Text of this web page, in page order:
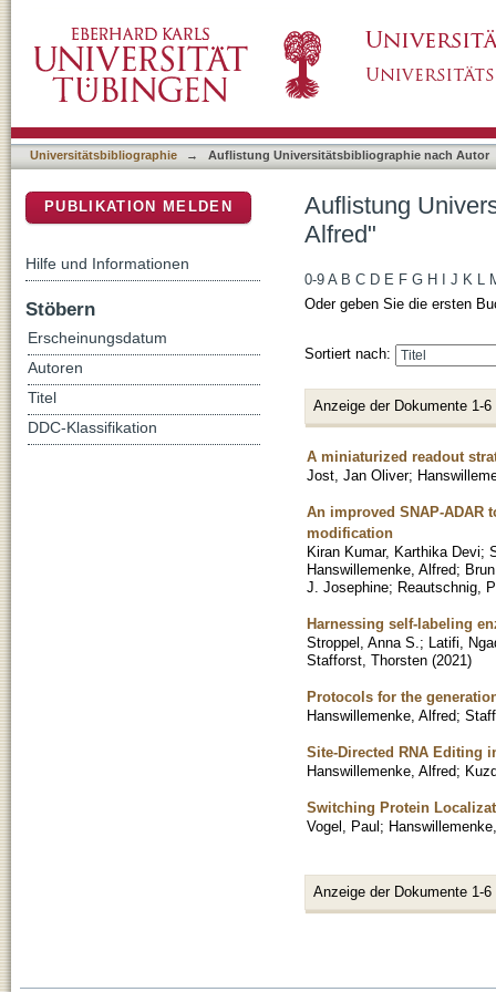
Universitätsbibliographie → Auflistung Universitätsbibliographie nach Autor
Auflistung
Alfred"
0-9 A B C D E F G H J K L
Oder geben Sie die ersten
Sortiert nach:
Anzeige der Dokumente 1-6
A miniaturized readout
Jost, Jan Oliver;
An improved SNAP-ADAR
modification
Kiran Kumar, Karthika Devi;
Hanswillemenke, Alfred;
J. Josephine; Reautschnig,
Harnessing self-labeling
Stroppel, Anna S. ; Latifi,
Stafforst, Thorsten (2021)
Protocols for the
Hanswillemenke, Alfred;
Site-Directed RNA Editing
Hanswillemenke, Alfred;
Switching Protein
Vogel, Paul;
Anzeige der Dokumente 1-6
PUBLIKATION MELDEN
Hilfe und Informationen
Stöbern
Erscheinungsdatum
Autoren
Titel
DDC-Klassifikation